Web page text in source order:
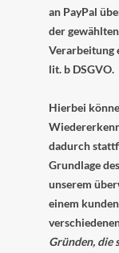
an PayPal
der
Verarbeitung
lit. b DSGVO.
Hierbei
dadurch
Grundlage
unserem
einem
Gründen, die